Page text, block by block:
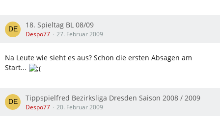
18. Spieltag BL 08/09
Despo77 27. Februar 2009
Na Leute wie sieht es aus? Schon die ersten Absagen am
Start...
Tippspielfred Bezirksliga Dresden Saison 2008 / 2009
Despo77 20. Februar 2009